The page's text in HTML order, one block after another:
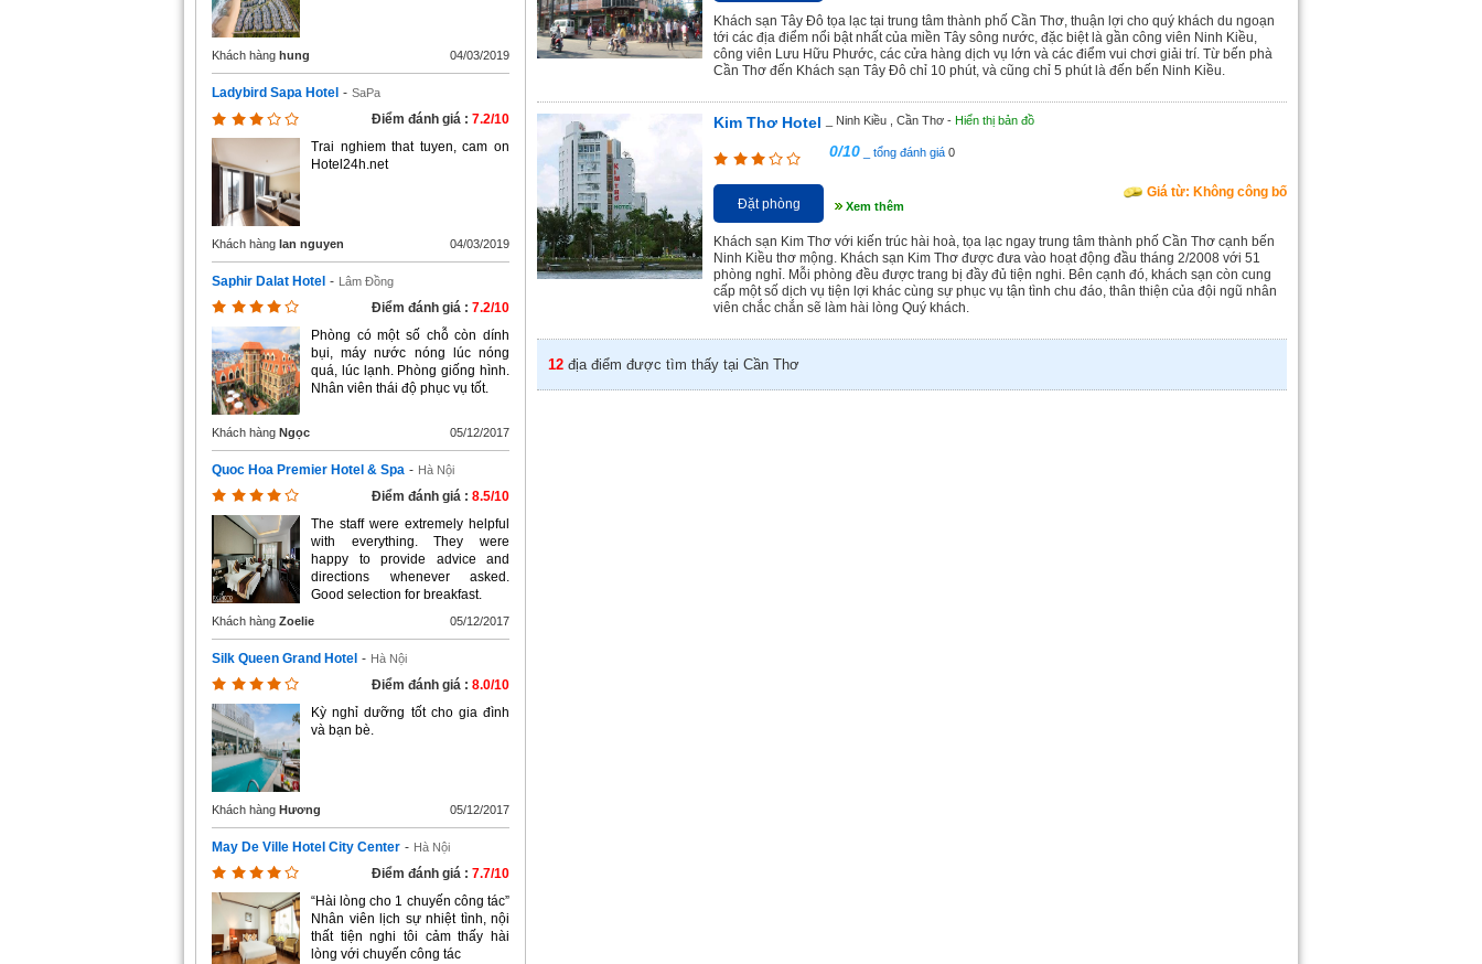
Khách hàng hung 04/03/2019
Ladybird Sapa Hotel - SaPa
Điểm đánh giá : 7.2/10
Trai nghiem that tuyen, cam on
Hotel24h.net
Khách hàng lan nguyen 04/03/2019
Saphir Dalat Hotel - Lâm Đồng
Điểm đánh giá : 7.2/10
Phòng có một số chỗ còn dính
bụi, máy nước nóng lúc nóng
quá, lúc lạnh. Phòng giống hình.
Nhân viên thái độ phục vụ tốt.
Khách hàng Ngọc 05/12/2017
Quoc Hoa Premier Hotel & Spa - Hà Nội
Điểm đánh giá : 8.5/10
The staff were extremely helpful
with everything. They were
happy to provide advice and
directions whenever asked.
Good selection for breakfast.
Khách hàng Zoelie 05/12/2017
Silk Queen Grand Hotel - Hà Nội
Điểm đánh giá : 8.0/10
Kỳ nghỉ dưỡng tốt cho gia đình
và bạn bè.
Khách hàng Hương 05/12/2017
May De Ville Hotel City Center - Hà Nội
Điểm đánh giá : 7.7/10
“Hài lòng cho 1 chuyến công tác”
Nhân viên lịch sự nhiệt tình, nội
thất tiện nghi tôi cảm thấy hài
lòng với chuyến công tác
Khách sạn Tây Đô tọa lạc tại trung tâm thành phố Cần Thơ, thuận lợi cho quý khách du ngoạn
tới các địa điểm nổi bật nhất của miền Tây sông nước, đặc biệt là gần công viên Ninh Kiều,
công viên Lưu Hữu Phước, các cửa hàng dịch vụ lớn và các điểm vui chơi giải trí. Từ bến phà
Cần Thơ đến Khách sạn Tây Đô chỉ 10 phút, và cũng chỉ 5 phút là đến bến Ninh Kiều.
Kim Thơ Hotel _ Ninh Kiều , Cần Thơ - Hiển thị bản đồ
0/10 _ tổng đánh giá 0
Đặt phòng
Giá từ: Không công bố
Khách sạn Kim Thơ với kiến trúc hài hoà, tọa lạc ngay trung tâm thành phố Cần Thơ cạnh bến
Ninh Kiều thơ mộng. Khách sạn Kim Thơ được đưa vào hoạt động đầu tháng 2/2008 với 51
phòng nghỉ. Mỗi phòng đều được trang bị đầy đủ tiện nghi. Bên cạnh đó, khách sạn còn cung
cấp một số dịch vụ tiện lợi khác cùng sự phục vụ tận tình chu đáo, thân thiện của đội ngũ nhân
viên chắc chắn sẽ làm hài lòng Quý khách.
Xem thêm
12 địa điểm được tìm thấy tại Cần Thơ